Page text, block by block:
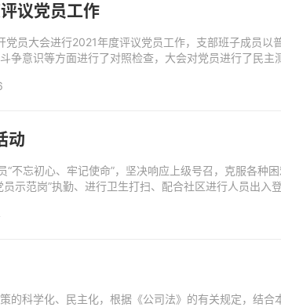
议党员工作
员大会进行2021年度评议党员工作，支部班子成员以
争意识等方面进行了对照检查，大会对党员进行了民
动
“不忘初心、牢记使命”，坚决响应上级号召，克服各种
示范岗”执勤、进行卫生打扫、配合社区进行人员出
的科学化、民主化，根据《公司法》的有关规定，结